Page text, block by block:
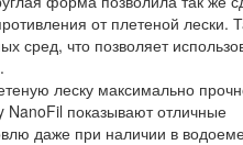
от плетеной лески.
сред, что позволяет
леску максимально
показывают отличные
даже при наличии в